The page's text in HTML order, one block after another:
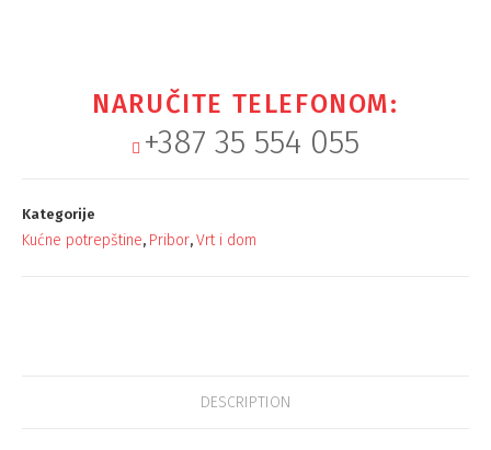
NARUČITE TELEFONOM:
+387 35 554 055
Kategorije
Kućne potrepštine, Pribor, Vrt i dom
DESCRIPTION